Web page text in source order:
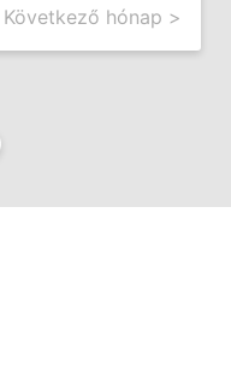
Következő hónap >